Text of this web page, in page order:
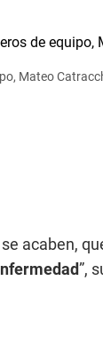
Mateo
acaben,
”,